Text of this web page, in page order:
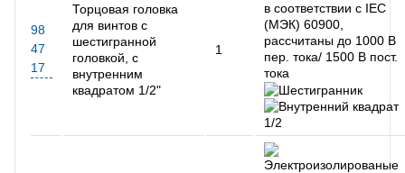
98
47
17
Торцовая головка
для винтов с
шестигранной
головкой, с
внутренним
квадратом 1/2"
1